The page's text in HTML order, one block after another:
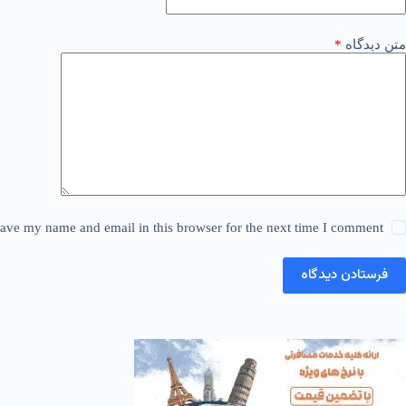
متن دیدگاه *
my name and email in this browser for the next time I comment.
فرستادن دیدگاه